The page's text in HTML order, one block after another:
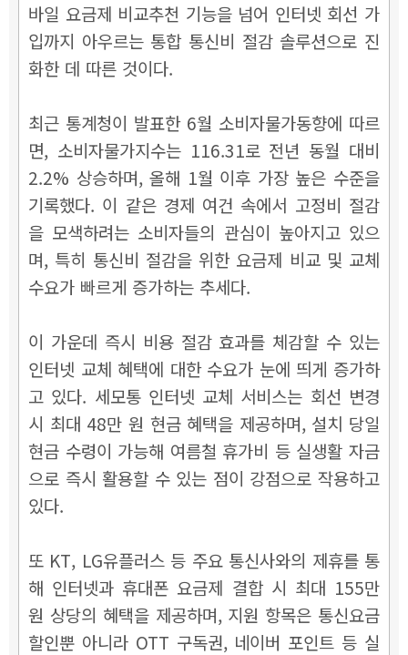
바일 요금제 비교추천 기능을 넘어 인터넷 회선 가
입까지 아우르는 통합 통신비 절감 솔루션으로 진
화한 데 따른 것이다.
최근 통계청이 발표한 6월 소비자물가동향에 따르
면, 소비자물가지수는 116.31로 전년 동월 대비
2.2% 상승하며, 올해 1월 이후 가장 높은 수준을
기록했다. 이 같은 경제 여건 속에서 고정비 절감
을 모색하려는 소비자들의 관심이 높아지고 있으
며, 특히 통신비 절감을 위한 요금제 비교 및 교체
수요가 빠르게 증가하는 추세다.
이 가운데 즉시 비용 절감 효과를 체감할 수 있는
인터넷 교체 혜택에 대한 수요가 눈에 띄게 증가하
고 있다. 세모통 인터넷 교체 서비스는 회선 변경
시 최대 48만 원 현금 혜택을 제공하며, 설치 당일
현금 수령이 가능해 여름철 휴가비 등 실생활 자금
으로 즉시 활용할 수 있는 점이 강점으로 작용하고
있다.
또 KT, LG유플러스 등 주요 통신사와의 제휴를 통
해 인터넷과 휴대폰 요금제 결합 시 최대 155만
원 상당의 혜택을 제공하며, 지원 항목은 통신요금
할인뿐 아니라 OTT 구독권, 네이버 포인트 등 실